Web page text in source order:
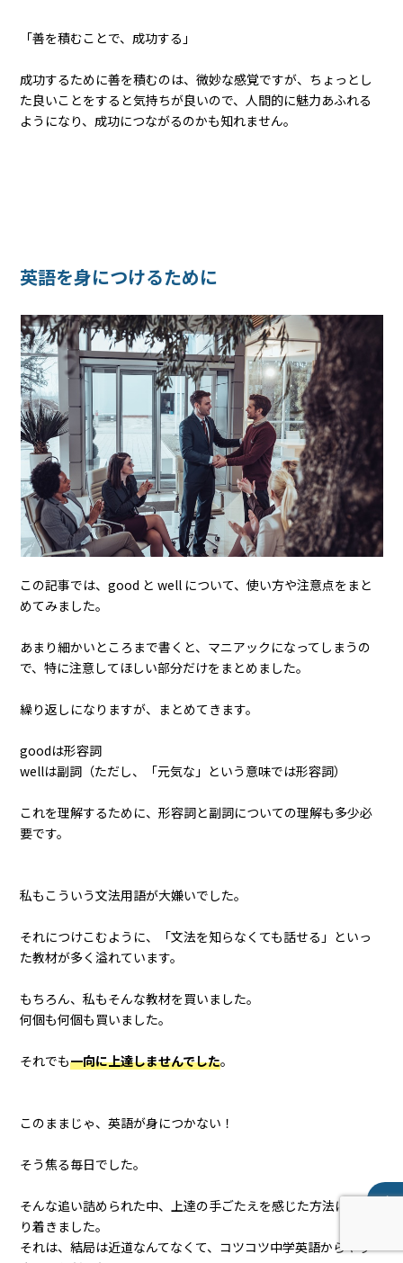
「善を積むことで、成功する」
成功するために善を積むのは、微妙な感覚ですが、ちょっとし
た良いことをすると気持ちが良いので、人間的に魅力あふれる
ようになり、成功につながるのかも知れません。
英語を身につけるために
この記事では、good と well について、使い方や注意点をまと
めてみました。
あまり細かいところまで書くと、マニアックになってしまうの
で、特に注意してほしい部分だけをまとめました。
繰り返しになりますが、まとめてきます。
goodは形容詞
wellは副詞（ただし、「元気な」という意味では形容詞）
これを理解するために、形容詞と副詞についての理解も多少必
要です。
私もこういう文法用語が大嫌いでした。
それにつけこむように、「文法を知らなくても話せる」といっ
た教材が多く溢れています。
もちろん、私もそんな教材を買いました。
何個も何個も買いました。
それでも一向に上達しませんでした。
このままじゃ、英語が身につかない！
そう焦る毎日でした。
そんな追い詰められた中、上達の手ごたえを感じた方法にたど
り着きました。
それは、結局は近道なんてなくて、コツコツ中学英語からやり